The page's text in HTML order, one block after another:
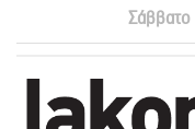
Σάββατο